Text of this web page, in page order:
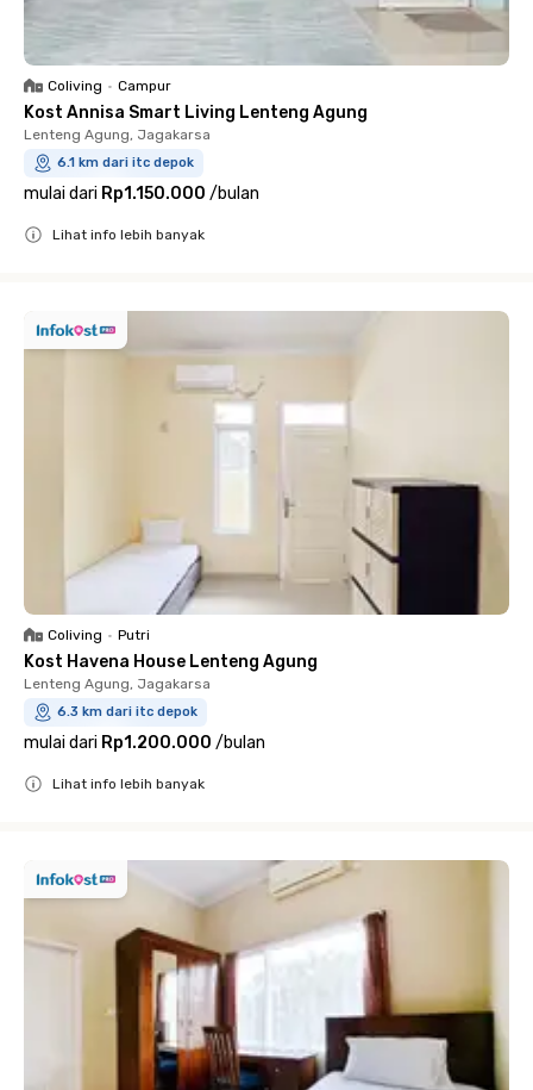
Coliving • Campur
Kost Annisa Smart Living Lenteng Agung
Lenteng Agung, Jagakarsa
6.1 km dari itc depok
mulai dari Rp1.150.000 /bulan
Lihat info lebih banyak
Coliving • Putri
Kost Havena House Lenteng Agung
Lenteng Agung, Jagakarsa
6.3 km dari itc depok
mulai dari Rp1.200.000 /bulan
Lihat info lebih banyak